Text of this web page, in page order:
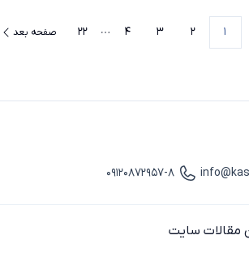
1
2
3
4 صفحه‌های بیشتر
22 صفحه بعد
آیکون تماس
09120872957-8
مقالات سایت